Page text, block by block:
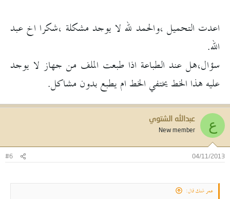
اعدت التحميل ،والحمد لله لا يوجد مشكلة ،شكرا اخ عبد
الله.
سؤال،هل عند الطباعة اذا طبعت الملف من جهاز لا يوجد
عليه هذا الخط يختفي الخط ام يطبع بدون مشاكل.
ع عبدالله الشتوي
New member
04/11/2013
#6
عمر شنك قال: